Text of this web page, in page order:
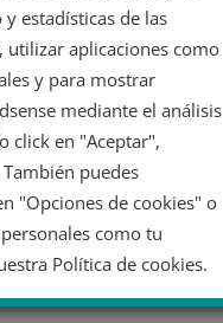
estadísticas de las
utilizar aplicaciones como
y para mostrar
mediante el análisis
click en "Aceptar",
puedes
"Opciones de cookies" o
como tu
Política de cookies.